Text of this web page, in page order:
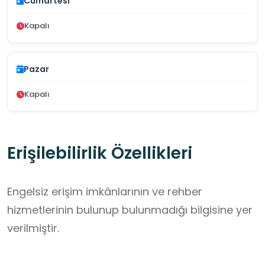
Kapalı
Pazar
Kapalı
Erişilebilirlik Özellikleri
Engelsiz erişim imkânlarının ve rehber
hizmetlerinin bulunup bulunmadığı bilgisine yer
verilmiştir.